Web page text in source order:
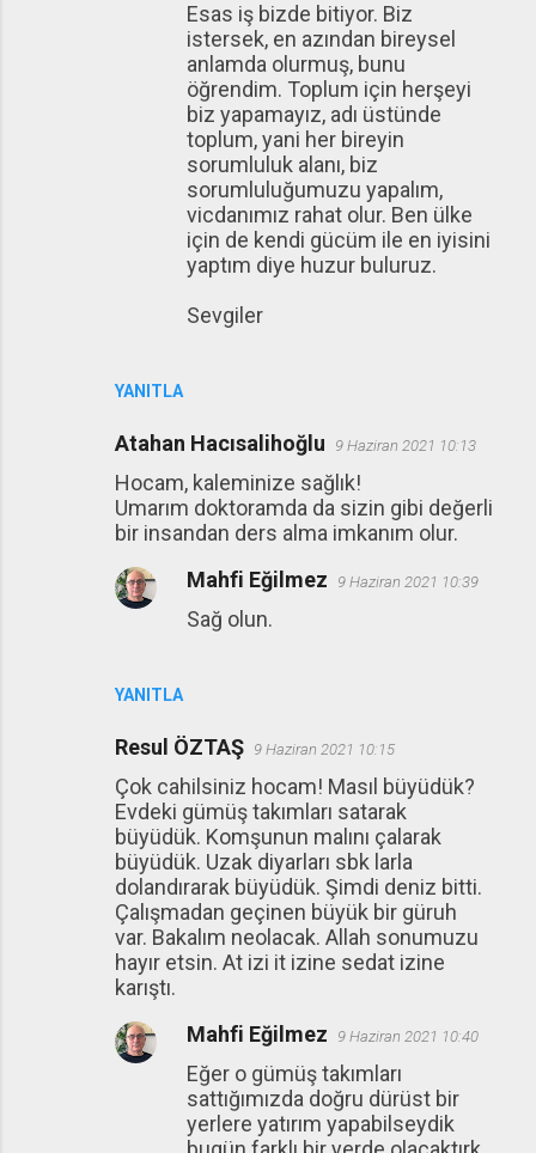
YANITLA
Esas iş bizde bitiyor. Biz
istersek, en azından bireysel
anlamda olurmuş, bunu
öğrendim. Toplum için herşeyi
biz yapamayız, adı üstünde
toplum, yani her bireyin
sorumluluk alanı, biz
sorumluluğumuzu yapalım,
vicdanımız rahat olur. Ben ülke
için de kendi gücüm ile en iyisini
yaptım diye huzur buluruz.
Sevgiler
Atahan Hacısalihoğlu 9 Haziran 2021 10:13
Hocam, kaleminize sağlık!
Umarım doktoramda da sizin gibi değerli
bir insandan ders alma imkanım olur.
YANITLA
Mahfi Eğilmez 9 Haziran 2021 10:39
Sağ olun.
Resul ÖZTAŞ 9 Haziran 2021 10:15
Çok cahilsiniz hocam! Masıl büyüdük?
Evdeki gümüş takımları satarak
büyüdük. Komşunun malını çalarak
büyüdük. Uzak diyarları sbk larla
dolandırarak büyüdük. Şimdi deniz bitti.
Çalışmadan geçinen büyük bir güruh
var. Bakalım neolacak. Allah sonumuzu
hayır etsin. At izi it izine sedat izine
karıştı.
Mahfi Eğilmez
9 Haziran 2021 10:40
Eğer o gümüş takımları
sattığımızda doğru dürüst bir
yerlere yatırım yapabilseydik